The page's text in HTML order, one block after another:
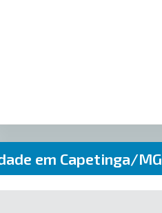
em Capetinga/MG